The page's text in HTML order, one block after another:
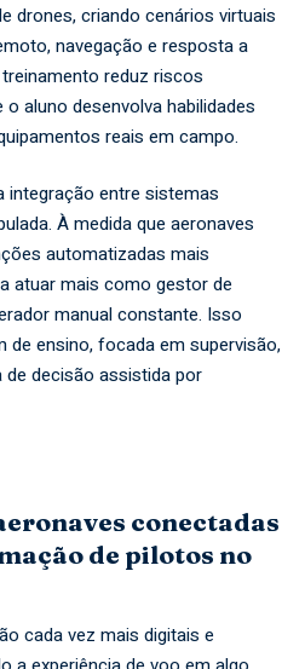
drones, criando cenários virtuais
navegação e resposta a
reduz riscos
aluno desenvolva habilidades
reais em campo.
integração entre sistemas
À medida que aeronaves
automatizadas mais
atuar mais como gestor de
manual constante. Isso
de ensino, focada em supervisão,
decisão assistida por
conectadas
de pilotos no
cada vez mais digitais e